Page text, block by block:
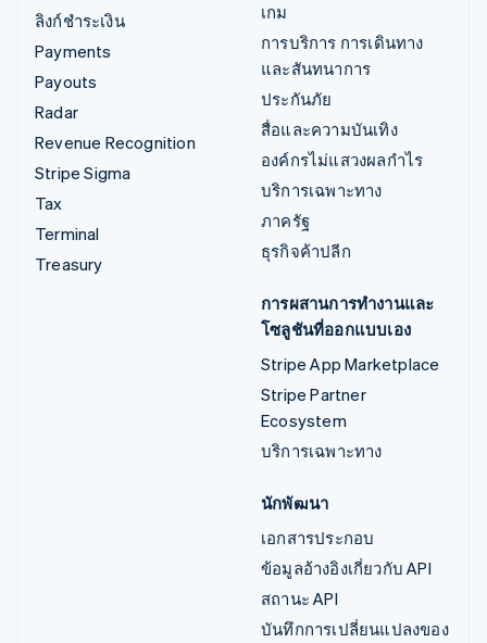
ลิงก์ชำระเงิน
Payments
Payouts
Radar
Revenue Recognition
Stripe Sigma
Tax
Terminal
Treasury
เกม
การบริการ การเดินทาง
และสันทนาการ
ประกันภัย
สื่อและความบันเทิง
องค์กรไม่แสวงผลกำไร
บริการเฉพาะทาง
ภาครัฐ
ธุรกิจค้าปลีก
การผสานการทำงานและ
โซลูชันที่ออกแบบเอง
Stripe App Marketplace
Stripe Partner
Ecosystem
บริการเฉพาะทาง
นักพัฒนา
เอกสารประกอบ
ข้อมูลอ้างอิงเกี่ยวกับ API
สถานะ API
บันทึกการเปลี่ยนแปลงของ